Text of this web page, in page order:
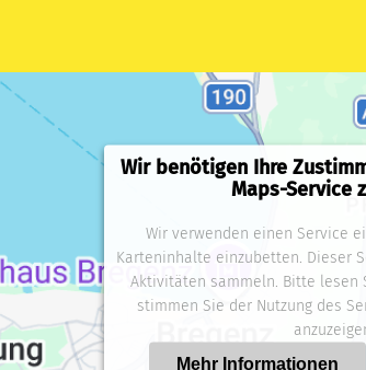
Wir benötigen Ihre
Maps-Service
Wir verwenden einen Service
Karteninhalte einzubetten. Dieser
Aktivitäten sammeln. Bitte lesen
stimmen Sie der Nutzung des
Mehr Informationen